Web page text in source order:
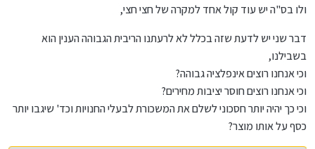
ולו בס"ה יש עוד קול אחד למקרה של חצי חצי,
דבר שני יש לדעת שזה בכלל לא לרעתנו הריבית הגבוהה הענין הוא
בשבילנו,
וכי אנחנו רוצים אינפלציה גבוהה?
וכי אנחנו רוצים חוסר יציבות מחירים?
וכי כך יהיה יותר חסכוני לשלם את המשכורת לבעלי החנויות וכד' שיגבו יותר
כסף על אותו מוצר?